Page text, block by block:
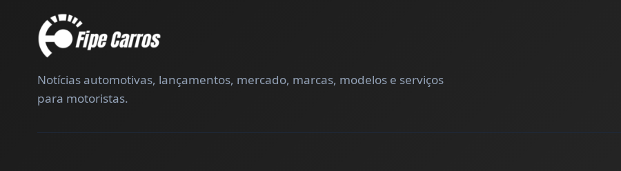
Notícias automotivas, lançamentos, mercado, marcas, modelos e serviços
para motoristas.